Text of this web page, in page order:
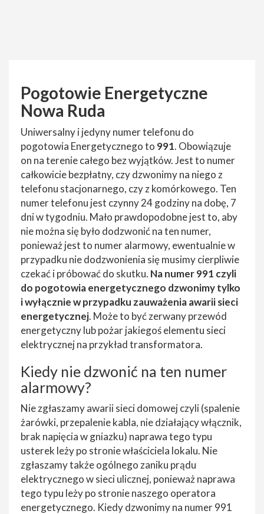
Pogotowie Energetyczne
Nowa Ruda
Uniwersalny i jedyny numer telefonu do
pogotowia Energetycznego to 991. Obowiązuje
on na terenie całego bez wyjątków. Jest to numer
całkowicie bezpłatny, czy dzwonimy na niego z
telefonu stacjonarnego, czy z komórkowego. Ten
numer telefonu jest czynny 24 godziny na dobę, 7
dni w tygodniu. Mało prawdopodobne jest to, aby
nie można się było dodzwonić na ten numer,
ponieważ jest to numer alarmowy, ewentualnie w
przypadku nie dodzwonienia się musimy cierpliwie
czekać i próbować do skutku. Na numer 991 czyli
do pogotowia energetycznego dzwonimy tylko
i wyłącznie w przypadku zauważenia awarii sieci
energetycznej. Może to być zerwany przewód
energetyczny lub pożar jakiegoś elementu sieci
elektrycznej na przykład transformatora.
Kiedy nie dzwonić na ten numer
alarmowy?
Nie zgłaszamy awarii sieci domowej czyli (spalenie
żarówki, przepalenie kabla, nie działający włącznik,
brak napięcia w gniazku) naprawa tego typu
usterek leży po stronie właściciela lokalu. Nie
zgłaszamy także ogólnego zaniku prądu
elektrycznego w sieci ulicznej, ponieważ naprawa
tego typu leży po stronie naszego operatora
energetycznego. Kiedy dzwonimy na numer 991